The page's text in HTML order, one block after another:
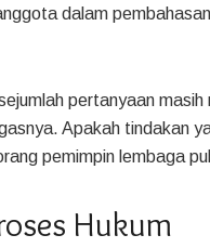
dalam
pertanyaan
Apakah tindakan
pemimpin lembaga
Hukum